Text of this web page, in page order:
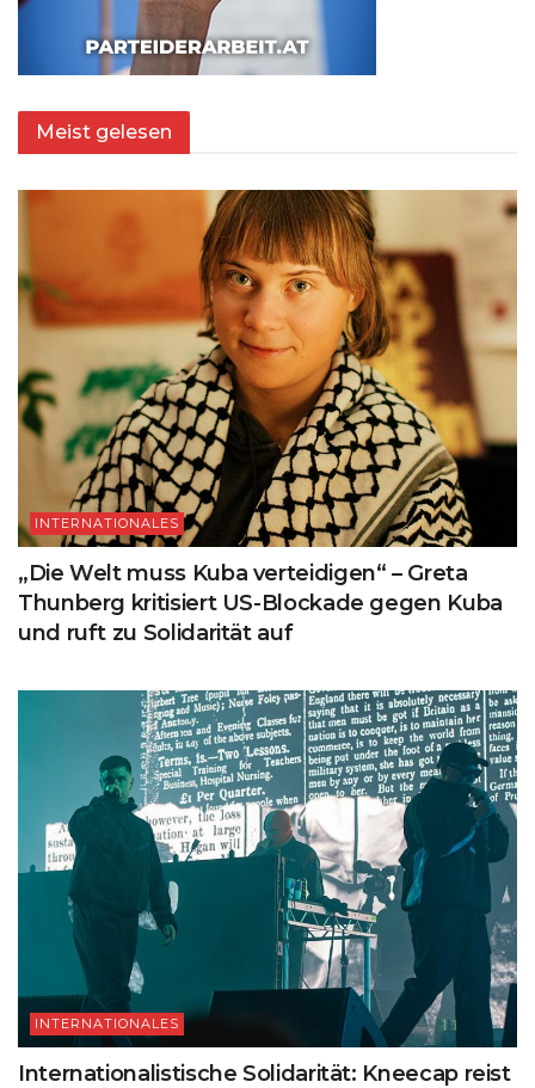
Meist gelesen
INTERNATIONALES
„Die Welt muss Kuba verteidigen“ – Greta
Thunberg kritisiert US-Blockade gegen Kuba
und ruft zu Solidarität auf
INTERNATIONALES
Internationalistische Solidarität: Kneecap reist